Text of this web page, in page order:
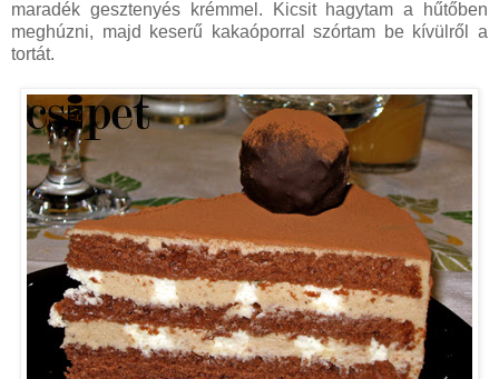
maradék gesztenyés krémmel. Kicsit hagytam a hűtőben
meghúzni, majd keserű kakaóporral szórtam be kívülről a
tortát.